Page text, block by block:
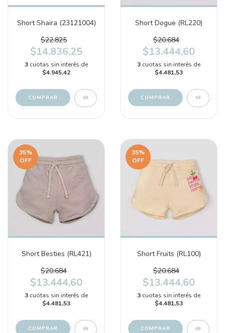
Short Shaira (23121004)
$22.825
$14.836,25
3 cuotas sin interés de
$4.945,42
COMPRAR
Short Dogue (RL220)
$20.684
$13.444,60
3 cuotas sin interés de
$4.481,53
COMPRAR
35%
OFF
Short Besties (RL421)
$20.684
$13.444,60
3 cuotas sin interés de
$4.481,53
COMPRAR
35%
OFF
Short Fruits (RL100)
$20.684
$13.444,60
3 cuotas sin interés de
$4.481,53
COMPRAR